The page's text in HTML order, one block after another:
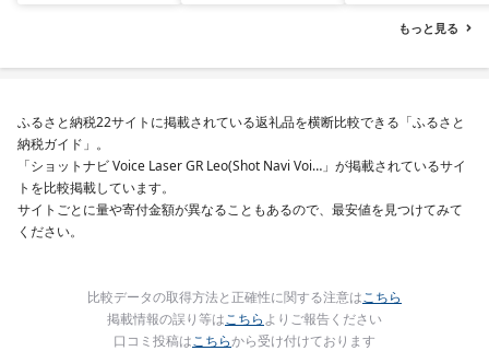
もっと見る
ふるさと納税22サイトに掲載されている返礼品を横断比較できる「ふるさと
納税ガイド」。
「ショットナビ Voice Laser GR Leo(Shot Navi Voi…」が掲載されているサイ
トを比較掲載しています。
サイトごとに量や寄付金額が異なることもあるので、最安値を見つけてみて
ください。
比較データの取得方法と正確性に関する注意はこちら
掲載情報の誤り等はこちらよりご報告ください
口コミ投稿はこちらから受け付けております